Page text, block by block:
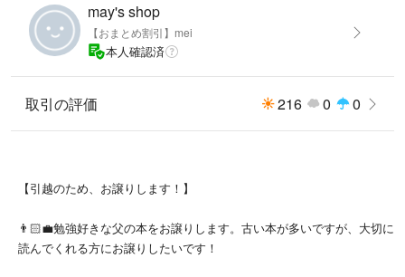
may's shop
【おまとめ割引】mei
本人確認済
取引の評価 216 0 0
【引越のため、お譲りします！】
👨🏻‍💼勉強好きな父の本をお譲りします。古い本が多いですが、大切に
読んでくれる方にお譲りしたいです！